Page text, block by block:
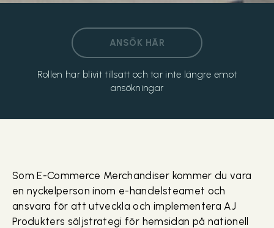
ANSÖK HÄR
Rollen har blivit tillsatt och tar inte längre emot
ansökningar
Som E-Commerce Merchandiser kommer du vara
en nyckelperson inom e-handelsteamet och
ansvara för att utveckla och implementera AJ
Produkters säljstrategi för hemsidan på nationell